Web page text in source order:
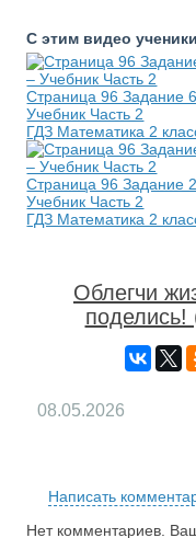
С этим видео
Страница 96 Задание
Учебник Часть 2
ГДЗ Математика 2
Страница 96 Задание
Учебник Часть 2
ГДЗ Математика 2
Облегчи
08.05.2026
Написать
Нет комментариев.